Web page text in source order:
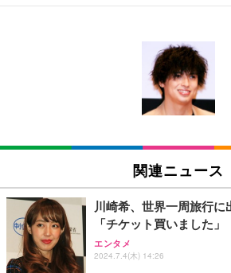
[EdoErgo] オフィスチェア
い 跳ね上げ式アームレスト
キング pc 事務椅子 360度回
ン樹脂ベース 通気性メッシ
(黒網+黒枠+黒足)
SIHOO B100 オフィスチェ
ュチェア 人間工学 疲れない
￥27,999
Sezlife オフィスチェア デス
ワーク チェア 強化バックレ
能 人間工学 椅子 腰サポート
【New】Amazon Fire TV
ーミングをはじめよう | スト
【New】Amazon Fire TV
￥6,980
Amazon Fire TV Stick 4K
リーミング | ストリーミング
【New】Amazon Fire TV
ーミングをはじめよう | スト
【New】Amazon Fire TV
￥6,980
Amazon Fire TV Stick 4K
リーミング | ストリーミング
関連ニュース
川崎希、世界一周旅行
「チケット買いました」
エンタメ
2024.7.4(木) 14:26